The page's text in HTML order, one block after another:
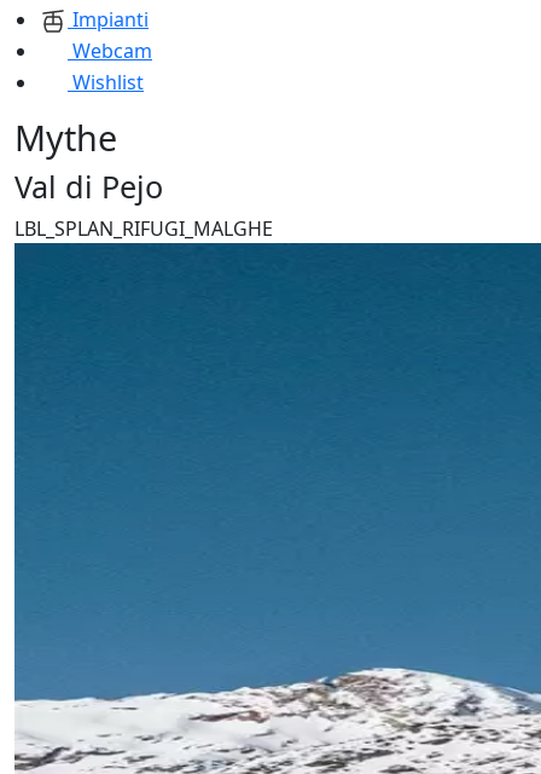
Impianti
Webcam
Wishlist
Mythe
Val di Pejo
LBL_SPLAN_RIFUGI_MALGHE